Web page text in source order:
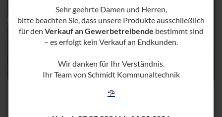
Sehr geehrte Damen und Herren,
bitte beachten Sie, dass unsere Produkte ausschließlich
für den Verkauf an Gewerbetreibende bestimmt sind
– es erfolgt kein Verkauf an Endkunden.
Wir danken für Ihr Verständnis.
Ihr Team von Schmidt Kommunaltechnik
⛱️